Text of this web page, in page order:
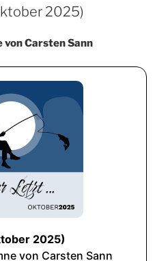
2025)
von Carsten Sann